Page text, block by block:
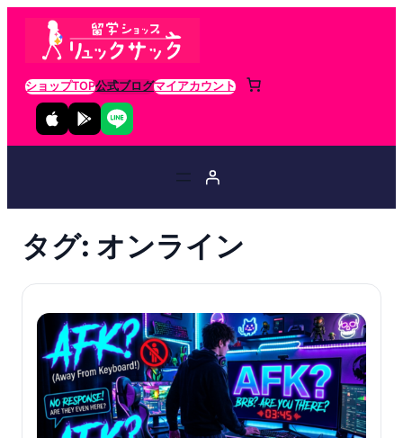
ショップTOP公式ブログマイアカウント
タグ: オンライン